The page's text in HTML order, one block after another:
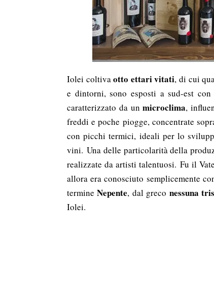
Iolei coltivaotto ettari vitati, di cui
e dintorni, sono esposti a sud-est
caratterizzato da unmicroclima,
freddi e poche piogge, concentrate
con picchi termici, ideali per lo
vini. Una delle particolarità della
realizzate da artisti talentuosi. ​Fu il
allora era conosciuto semplicemente
termineNepente, dal greco nessuna
Iolei.